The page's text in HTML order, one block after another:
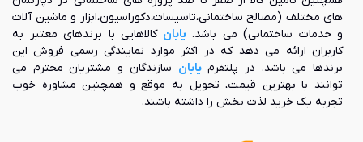
های مختلف (مصالح ساختمانی،تاسیسات،دکوراسیون،ابزار و ماشین آلات
و خدمات ساختمانی) می باشد.یابان کالاهایی با برندهای معتبر به
کاربران ارائه می دهد که در اکثر موارد نمایندگی رسمی فروش این
برندها می باشد. در پلتفرمیابان سازندگان و مشتریان محترم می
توانند با بهترین قیمت، تحویل به موقع و همچنین مشاوره خوب
تجربه یک خرید لذت بخش را داشته باشند.